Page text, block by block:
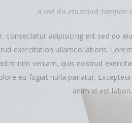
Ased do eiusmod
consectetur adipisicing elit sed do
exercitation ullamco laboris.
minim veniam, quis nostrud
eu fugiat nulla pariatur.
anim id est